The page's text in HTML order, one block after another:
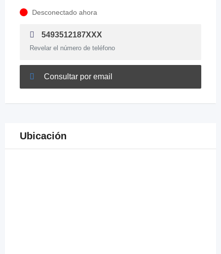
Desconectado ahora
5493512187XXX
Revelar el número de teléfono
Consultar por email
Ubicación